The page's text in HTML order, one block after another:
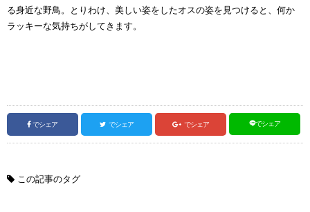
る身近な野鳥。とりわけ、美しい姿をしたオスの姿を見つけると、何か
ラッキーな気持ちがしてきます。
でシェア でシェア でシェア でシェア
この記事のタグ